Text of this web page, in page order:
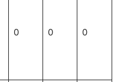
0 0 0